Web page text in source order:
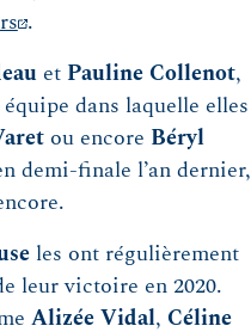
.
et Pauline Collenot,
équipe dans laquelle elles
ou encore Béryl
demi-finale l’an dernier,
les ont régulièrement
leur victoire en 2020.
Alizée Vidal, Céline